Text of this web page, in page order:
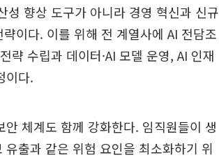
성 향상 도구가 아니라 경영 혁신과 신규
이다. 이를 위해 전 계열사에 AI 전담조
략 수립과 데이터·AI 모델 운영, AI 인재
이다.
체계도 함께 강화한다. 임직원들이 생
출과 같은 위험 요인을 최소화하기 위